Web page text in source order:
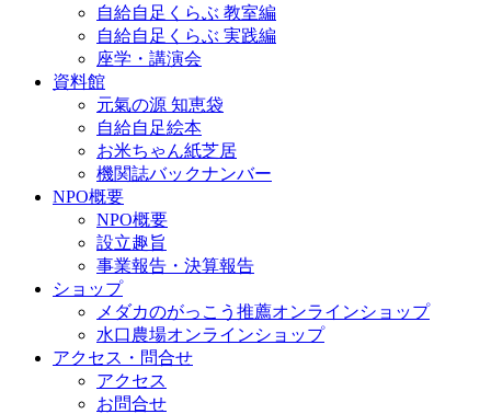
自給自足くらぶ 教室編
自給自足くらぶ 実践編
座学・講演会
資料館
元氣の源 知恵袋
自給自足絵本
お米ちゃん紙芝居
機関誌バックナンバー
NPO概要
NPO概要
設立趣旨
事業報告・決算報告
ショップ
メダカのがっこう推薦オンラインショップ
水口農場オンラインショップ
アクセス・問合せ
アクセス
お問合せ